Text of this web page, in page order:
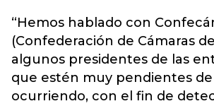
“Hemos hablado con
(Confederación de Cámaras
algunos presidentes de las
que estén muy pendientes de
ocurriendo, con el fin de